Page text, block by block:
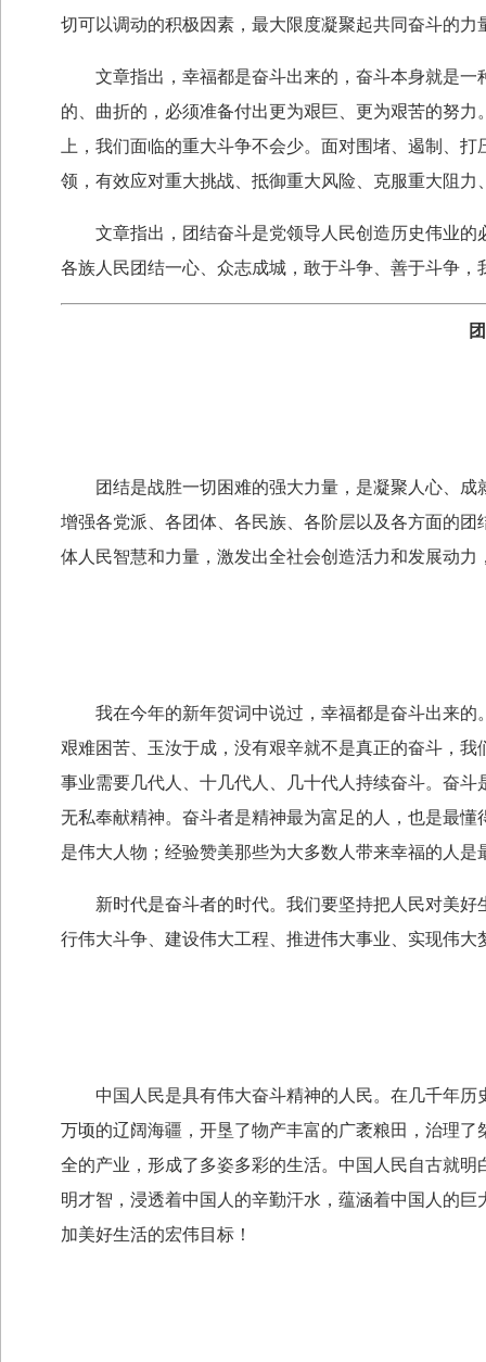
切可以调动的积极因素，最大限度凝聚起共同奋斗的力
文章指出，幸福都是奋斗出来的，奋斗本身就是一
的、曲折的，必须准备付出更为艰巨、更为艰苦的努
上，我们面临的重大斗争不会少。面对围堵、遏制、
领，有效应对重大挑战、抵御重大风险、克服重大阻
文章指出，团结奋斗是党领导人民创造历史伟业的
各族人民团结一心、众志成城，敢于斗争、善于斗争
团结是战胜一切困难的强大力量，是凝聚人心、成
增强各党派、各团体、各民族、各阶层以及各方面的
体人民智慧和力量，激发出全社会创造活力和发展动
我在今年的新年贺词中说过，幸福都是奋斗出来的
艰难困苦、玉汝于成，没有艰辛就不是真正的奋斗，
事业需要几代人、十几代人、几十代人持续奋斗。奋
无私奉献精神。奋斗者是精神最为富足的人，也是最
是伟大人物；经验赞美那些为大多数人带来幸福的人是
新时代是奋斗者的时代。我们要坚持把人民对美好
行伟大斗争、建设伟大工程、推进伟大事业、实现伟
中国人民是具有伟大奋斗精神的人民。在几千年历
万顷的辽阔海疆，开垦了物产丰富的广袤粮田，治理
全的产业，形成了多姿多彩的生活。中国人民自古就
明才智，浸透着中国人的辛勤汗水，蕴涵着中国人的
加美好生活的宏伟目标！